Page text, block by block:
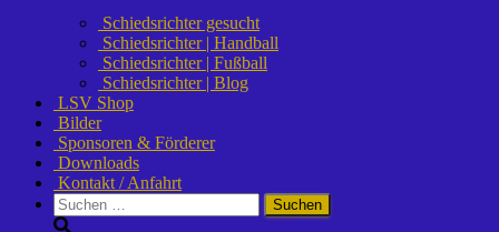
Schiedsrichter gesucht
Schiedsrichter | Handball
Schiedsrichter | Fußball
Schiedsrichter | Blog
LSV Shop
Bilder
Sponsoren & Förderer
Downloads
Kontakt / Anfahrt
Suchen
nach: